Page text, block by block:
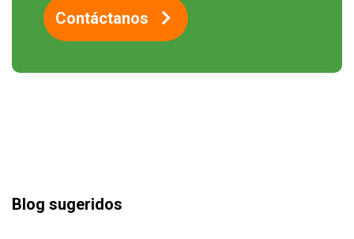
Contáctanos
Blog sugeridos